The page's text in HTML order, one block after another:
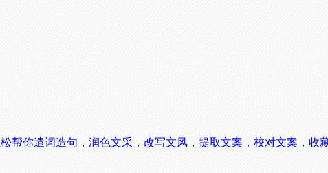
帮你遣词造句，润色文采，改写文风，提取文案，校对文案，收